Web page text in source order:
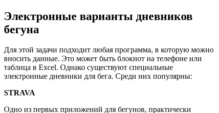
Электронные варианты дневников
бегуна
Для этой задачи подходит любая программа, в которую можно
вносить данные. Это может быть блокнот на телефоне или
таблица в Excel. Однако существуют специальные
электронные дневники для бега. Среди них популярны:
STRAVA
Одно из первых приложений для бегунов, практически